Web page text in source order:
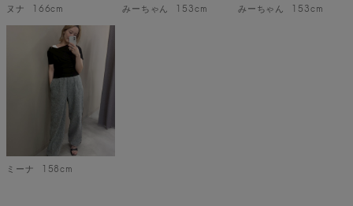
ヌナ 166cm みーちゃん 153cm みーちゃん 153cm
ミーナ 158cm